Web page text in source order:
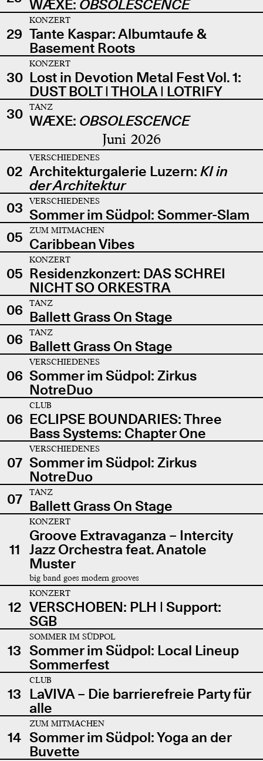
WÆXE: OBSOLESCENCE
29
KONZERT
Tante Kaspar: Albumtaufe &
Basement Roots
30
KONZERT
Lost in Devotion Metal Fest Vol. 1:
DUST BOLT | THOLA | LOTRIFY
30
TANZ
WÆXE: OBSOLESCENCE
Juni 2026
02
VERSCHIEDENES
Architekturgalerie Luzern: KI in
der Architektur
03
VERSCHIEDENES
Sommer im Südpol: Sommer-Slam
05
ZUM MITMACHEN
Caribbean Vibes
05
KONZERT
Residenzkonzert: DAS SCHREI
NICHT SO ORKESTRA
06
TANZ
Ballett Grass On Stage
06
TANZ
Ballett Grass On Stage
06
VERSCHIEDENES
Sommer im Südpol: Zirkus
NotreDuo
06
CLUB
ECLIPSE BOUNDARIES: Three
Bass Systems: Chapter One
07
VERSCHIEDENES
Sommer im Südpol: Zirkus
NotreDuo
07
TANZ
Ballett Grass On Stage
11
KONZERT
Groove Extravaganza – Intercity
Jazz Orchestra feat. Anatole
Muster
big band goes modern grooves
12
KONZERT
VERSCHOBEN: PLH | Support:
SGB
13
SOMMER IM SÜDPOL
Sommer im Südpol: Local Lineup
Sommerfest
13
CLUB
LaVIVA – Die barrierefreie Party für
alle
14
ZUM MITMACHEN
Sommer im Südpol: Yoga an der
Buvette